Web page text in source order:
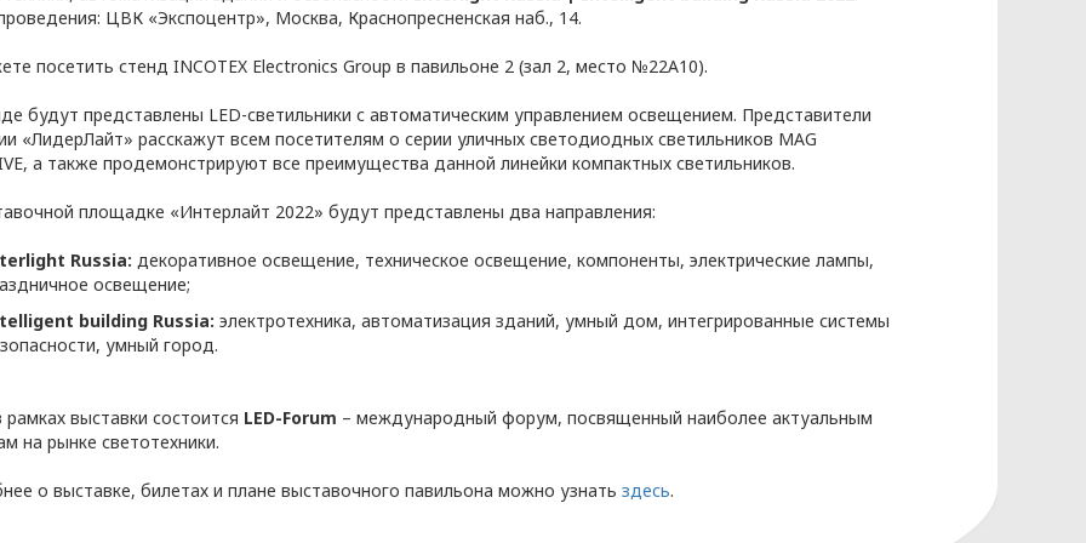
ЦВК «Экспоцентр», Москва, Краснопресненская наб., 14.
посетить стенд INCOTEX Electronics Group в павильоне 2 (зал 2, место №22А10).
будут представлены LED-светильники с автоматическим управлением освещением. Представители
«ЛидерЛайт» расскажут всем посетителям о серии уличных светодиодных светильников MAG
а также продемонстрируют все преимущества данной линейки компактных светильников.
площадке «Интерлайт 2022» будут представлены два направления:
Russia: декоративное освещение, техническое освещение, компоненты, электрические лампы,
освещение;
building Russia: электротехника, автоматизация зданий, умный дом, интегрированные системы
умный город.
рамках выставки состоится LED-Forum – международный форум, посвященный наиболее актуальным
на рынке светотехники.
о выставке, билетах и плане выставочного павильона можно узнать здесь.
обработки персональных данных в ООО «ОПТИКЭНЕРГОКАБЕЛЬ» (далее – Политика)
обработки персональных данных, требования к защите персональных
данных разработана с учетом требований законодательства Республики
персональных данных.
обработки и защиты персональных данных разрабатываются на основании